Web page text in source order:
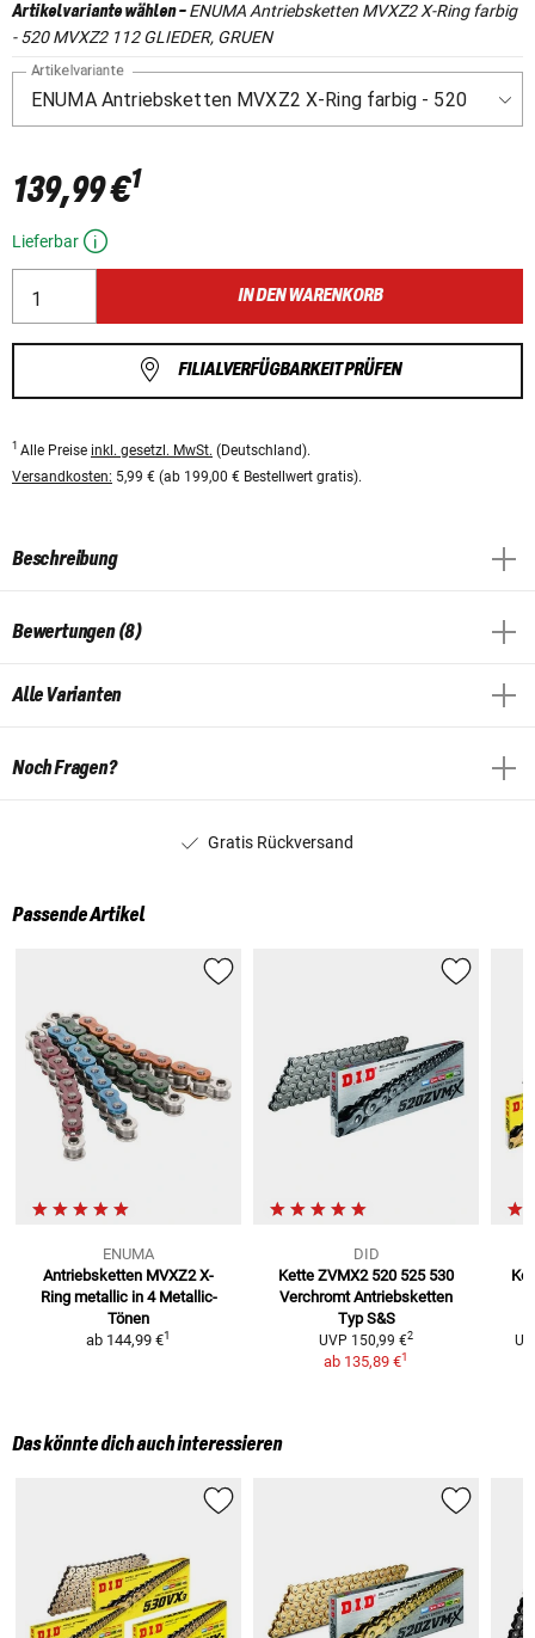
Artikelvariante wählen-ENUMA Antriebsketten MVXZ2 X-Ring farbig
- 520 MVXZ2 112 GLIEDER, GRUEN
Artikelvariante
139,99 €1
Lieferbar
IN DEN WARENKORB
FILIALVERFÜGBARKEIT PRÜFEN
1 Alle Preise inkl. gesetzl. MwSt. (Deutschland).
Versandkosten: 5,99 € (ab 199,00 € Bestellwert gratis).
Beschreibung
Bewertungen (8)
Alle Varianten
Noch Fragen?
Gratis Rückversand
Passende Artikel
ENUMA
Antriebsketten MVXZ2 X-
Ring metallic in 4 Metallic-
Tönen
ab 144,99 €1
DID
Kette ZVMX2 520 525 530
Verchromt Antriebsketten
Typ S&S
UVP 150,99 €2
ab 135,89 €1
Das könnte dich auch interessieren